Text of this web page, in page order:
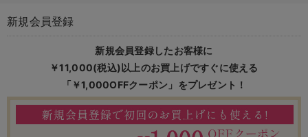
マタニティ スカート
マタニティ トップス
マタニティ アウター（コート）・ママコート
妊婦帯・腹帯・産前ガードル
マタニティ 授乳 キャミソール
産褥ショーツ
骨盤・マタニティベルト （妊娠中・産後）
マタニティ ドレス（結婚式・お呼ばれ）
マタニティ フォーマル パンツ・ボトムス
【アウトレット】ボトムス
【アウトレット】パジャマ
【アウトレット】インナー
【アウトレット】ベビー
見えてもカワイイ
コットン素材
冷房対策
接触冷感素材
パンツ
スカート
パジャマ
インナー
MAX55%OFF ブラックフ
レギンス
オフィス
きれいめスカート派
きれいめ美脚パンツ派
ツィード派
王道シンプル派
ベビー
【フォーマル】トッ
【ベビー】グッズ
コンビ肌着
短肌着
セット
快適ウェア10%OFF
Iライン ・タイトシル
ジャンパースカート/
ワーク・オフィス
カジュアル
〜10,000円（税込）
10,001円（税込）〜
女の子におススメの
男の子におススメの
腹巻・ひざ上パンツ
保温&リカバリー
レギンス・タイツ
カップ付きインナー
産後に使うグッズ
【冬のあったか特集
【冬のあったか特集
新規会員登録
新規会員登録したお客様に
￥11,000(税込)以上のお買上げですぐに使える
「￥1,000OFFクーポン」をプレゼント！